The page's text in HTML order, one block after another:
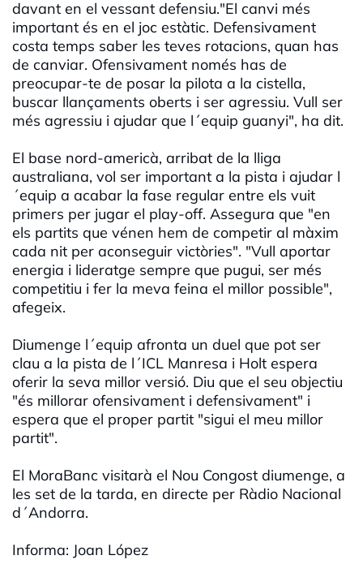
davant en el vessant defensiu."El canvi més
important és en el joc estàtic. Defensivament
costa temps saber les teves rotacions, quan has
de canviar. Ofensivament només has de
preocupar-te de posar la pilota a la cistella,
buscar llançaments oberts i ser agressiu. Vull ser
més agressiu i ajudar que l´equip guanyi", ha dit.
El base nord-americà, arribat de la lliga
australiana, vol ser important a la pista i ajudar l
´equip a acabar la fase regular entre els vuit
primers per jugar el play-off. Assegura que "en
els partits que vénen hem de competir al màxim
cada nit per aconseguir victòries". "Vull aportar
energia i lideratge sempre que pugui, ser més
competitiu i fer la meva feina el millor possible",
afegeix.
Diumenge l´equip afronta un duel que pot ser
clau a la pista de l´ICL Manresa i Holt espera
oferir la seva millor versió. Diu que el seu objectiu
"és millorar ofensivament i defensivament" i
espera que el proper partit "sigui el meu millor
partit".
El MoraBanc visitarà el Nou Congost diumenge, a
les set de la tarda, en directe per Ràdio Nacional
d´Andorra.
Informa: Joan López